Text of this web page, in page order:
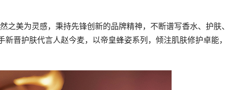
美为灵感，秉持先锋创新的品牌精神，不断谱写香水、护肤、
晋护肤代言人赵今麦，以帝皇蜂姿系列，倾注肌肤修护卓能，